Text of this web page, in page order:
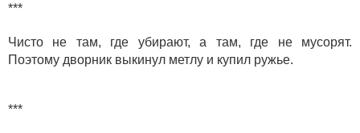
***
Чисто не там, где убирают, а там, где не мусорят.
Поэтому дворник выкинул метлу и купил ружье.
***